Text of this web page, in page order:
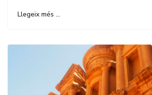
Llegeix més …